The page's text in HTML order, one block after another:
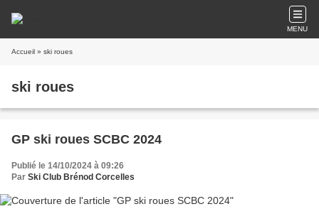
MENU
Accueil » ski roues
ski roues
GP ski roues SCBC 2024
Publié le 14/10/2024 à 09:26
Par Ski Club Brénod Corcelles